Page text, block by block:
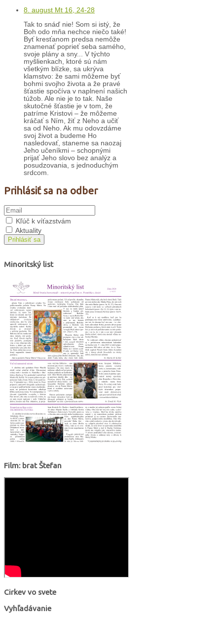
8. august Mt 16, 24-28
Tak to snáď nie! Som si istý, že
Boh odo mňa nechce niečo také!
Byť kresťanom predsa nemôže
znamenať poprieť seba samého,
svoje plány a sny... V týchto
myšlienkach, ktoré sú nám
všetkým blízke, sa ukrýva
klamstvo: že sami môžeme byť
bohmi svojho života a že pravé
šťastie spočíva v naplnení našich
túžob. Ale nie je to tak. Naše
skutočné šťastie je v tom, že
patríme Kristovi – že môžeme
kráčať s Ním, žiť z Neho a učiť
sa od Neho. Ak mu odovzdáme
svoj život a budeme Ho
nasledovať, staneme sa naozaj
Jeho učeníkmi – schopnými
prijať Jeho slovo bez analýz a
posudzovania, s jednoduchým
srdcom.
Prihlásiť sa na odber
Kľúč k víťazstvám
Aktuality
Prihlásiť sa
Minoritský list
Film: brat Štefan
Cirkev vo svete
Vyhľadávanie